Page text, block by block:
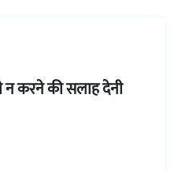
न करने की सलाह देनी